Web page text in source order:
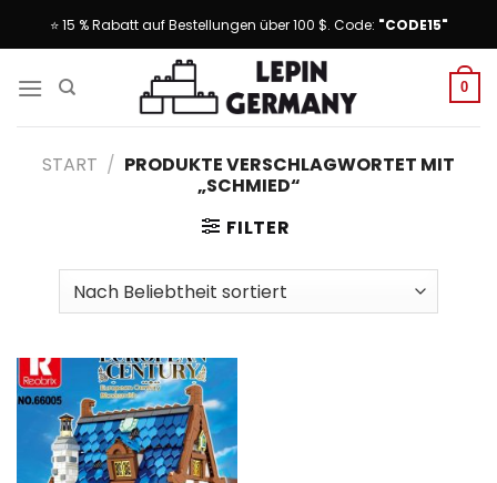
⭐ 15 % Rabatt auf Bestellungen über 100 $. Code: "CODE15"
0
START / PRODUKTE VERSCHLAGWORTET MIT
„SCHMIED“
FILTER